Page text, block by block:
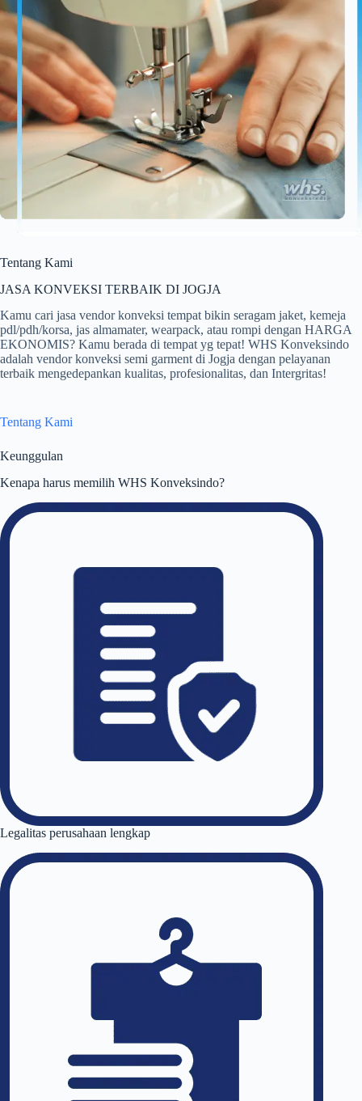
Tentang Kami
JASA KONVEKSI TERBAIK DI JOGJA
Kamu cari jasa vendor konveksi tempat bikin seragam jaket, kemeja
pdl/pdh/korsa, jas almamater, wearpack, atau rompi dengan HARGA
EKONOMIS? Kamu berada di tempat yg tepat! WHS Konveksindo
adalah vendor konveksi semi garment di Jogja dengan pelayanan
terbaik mengedepankan kualitas, profesionalitas, dan Intergritas!
Tentang Kami
Keunggulan
Kenapa harus memilih WHS Konveksindo?
Legalitas perusahaan lengkap